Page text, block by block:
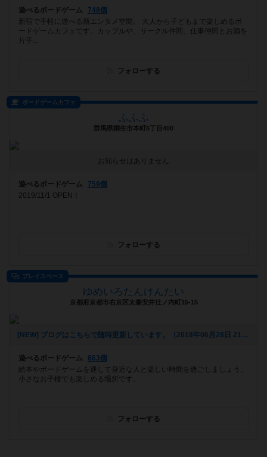
遊べるボードゲーム
748個
新宿で手軽に遊べる新エンタメ空間。 大人から子どもまで楽しめるボ
ードゲームカフェです。カップルや、サークル仲間、仕事仲間とお酒を
片手...
フォローする
ボードゲームカフェ
ふふふ
群馬県桐生市本町6丁目400
お知らせはありません
遊べるボードゲーム
759個
2019/11/1 OPEN！
フォローする
プレイスペース
ゆめいろたんけんたい
京都府京都市右京区太秦安井辻ノ内町15-15
[NEW] ブログはこちらで随時更新しています。（2018年06月28日 21時07分）
遊べるボードゲーム
863個
絵本やボードゲームを通して身近な人と楽しい時間を過ごしましょう。
小さなお子様でも楽しめる場所です。
フォローする